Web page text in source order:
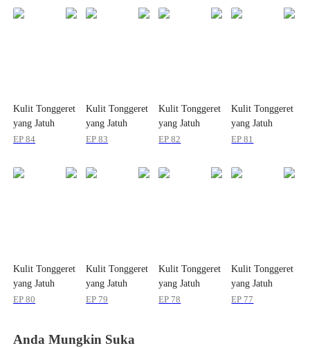
Kulit Tonggeret
yang Jatuh
Menjadi Busana
EP84
Kulit Tonggeret
yang Jatuh
Menjadi Busana
EP83
Kulit Tonggeret
yang Jatuh
Menjadi Busana
EP82
Kulit Tonggeret
yang Jatuh
Menjadi Busana
EP81
Kulit Tonggeret
yang Jatuh
Menjadi Busana
EP80
Kulit Tonggeret
yang Jatuh
Menjadi Busana
EP 79
Kulit Tonggeret
yang Jatuh
Menjadi Busana
EP 78
Kulit Tonggeret
yang Jatuh
Menjadi Busana
EP 77
Anda Mungkin Suka